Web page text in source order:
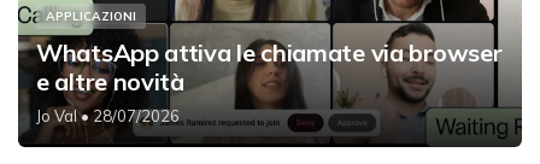
APPLICAZIONI
WhatsApp attiva le chiamate via browser
e altre novità
Jo Val• 28/07/2026